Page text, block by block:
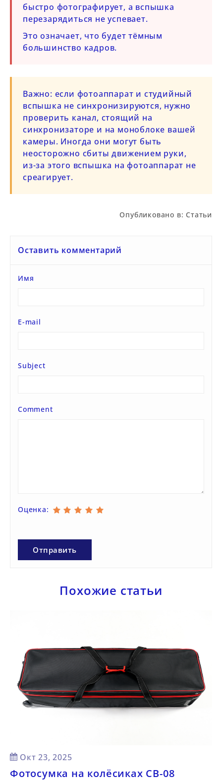
быстро фотографирует, а вспышка
перезарядиться не успевает.
Это означает, что будет тёмным
большинство кадров.
Важно: если фотоаппарат и студийный
вспышка не синхронизируются, нужно
проверить канал, стоящий на
синхронизаторе и на моноблоке вашей
камеры. Иногда они могут быть
неосторожно сбиты движением руки,
из-за этого вспышка на фотоаппарат не
среагирует.
Опубликовано в: Статьи
Оставить комментарий
Имя
E-mail
Subject
Comment
Оценка:
Похожие статьи
Окт23,2025
Фотосумка на колёсиках CB-08